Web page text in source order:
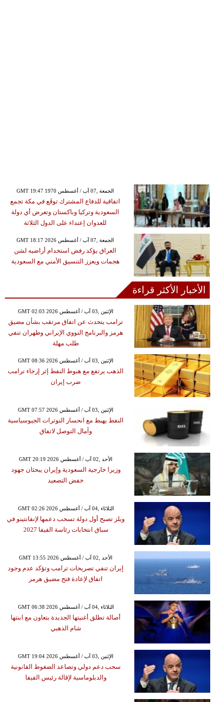
GMT 19:47 1970 الجمعة ,07 آب / أغسطس
اتفاقية للدفاع المشترك توقَع في مكة تجمع
السعودية وتركيا وباكستان وتعرض أي دولة
للعدوان إعتداء على الدول الثلاثة
GMT 18:17 2026 الجمعة ,07 آب / أغسطس
العراق يؤكد رفض استخدام أراضيه لشن
هجمات ويعزز التنسيق الأمني مع السعودية
الأخبار الأكثر قراءة
GMT 02:03 2026 الإثنين ,03 آب / أغسطس
ترامب يتحدث عن اتفاق مرتقب بشأن مضيق
هرمز والبرنامج النووي الإيراني وطهران تنفي
طلب مهلة
GMT 08:36 2026 الإثنين ,03 آب / أغسطس
الذهب يرتفع مع هبوط النفط إثر إرجاء ترامب
ضرب إيران
GMT 07:57 2026 الإثنين ,03 آب / أغسطس
النفط يهبط مع انحسار التوترات الجيوسياسية
وآمال التوصل لاتفاق
GMT 20:19 2026 الأحد ,02 آب / أغسطس
وزيرا خارجية السعودية وإيران يبحثان جهود
خفض التصعيد
GMT 02:26 2026 الثلاثاء ,04 آب / أغسطس
ويلز تصبح أول دولة تسحب دعمها لإنفانتينو في
سباق انتخابات رئاسة الفيفا 2027
GMT 13:55 2026 الأحد ,02 آب / أغسطس
إيران تنفي تصريحات ترامب وتؤكد عدم وجود
اتفاق لإعادة فتح مضيق هرمز
GMT 06:38 2026 الثلاثاء ,04 آب / أغسطس
أصالة تطلق أغنيتها الجديدة بتعاون مع ابنتها
شام الذهبي
GMT 19:04 2026 الإثنين ,03 آب / أغسطس
سحب دعم دولي وتصاعد الضغوط القانونية
والدبلوماسية لإقالة رئيس الفيفا